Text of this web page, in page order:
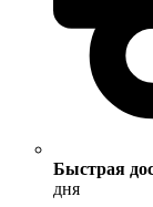
Быстрая
дня